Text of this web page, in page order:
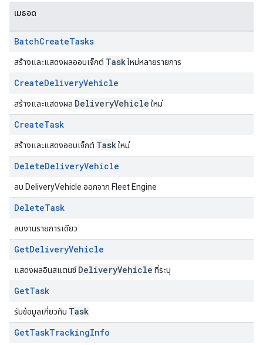
เมธอด
BatchCreateTasks
สร้างและแสดงผลออบเจ็กต์ Taskใหม่หลายรายการ
CreateDeliveryVehicle
สร้างและแสดงผล DeliveryVehicle ใหม่
CreateTask
สร้างและแสดงออบเจ็กต์ Taskใหม่
DeleteDeliveryVehicle
ลบ DeliveryVehicle ออกจาก Fleet Engine
DeleteTask
ลบงานรายการเดียว
GetDeliveryVehicle
แสดงผลอินสแตนซ์DeliveryVehicle ที่ระบุ
GetTask
รับข้อมูลเกี่ยวกับ Task
GetTaskTrackingInfo